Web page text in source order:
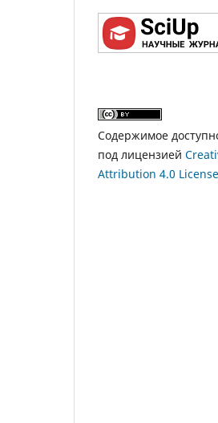
Содержимое
под лицензией
Attribution 4.0 License